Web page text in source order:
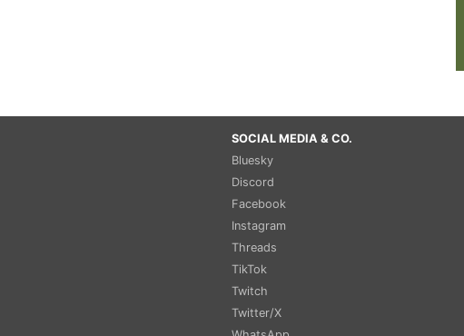
SOCIAL MEDIA & CO.
Bluesky
Discord
Facebook
Instagram
Threads
TikTok
Twitch
Twitter/X